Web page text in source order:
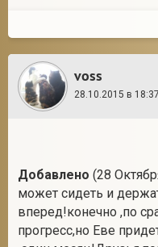
voss
28.10.2015 в 18:37
Добавлено (28
может сидеть и
вперед!конечно ,по
прогресс,но Еве